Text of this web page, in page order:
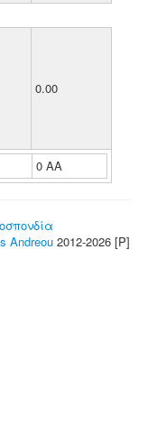
0.00
0 ΑΑ
Andreou 2012-2026 [P]